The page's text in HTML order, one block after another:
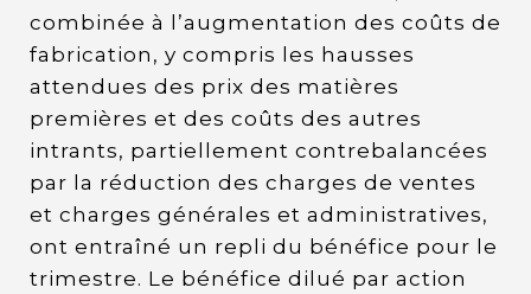
combinée à l’augmentation des coûts de
fabrication, y compris les hausses
attendues des prix des matières
premières et des coûts des autres
intrants, partiellement contrebalancées
par la réduction des charges de ventes
et charges générales et administratives,
ont entraîné un repli du bénéfice pour le
trimestre. Le bénéfice dilué par action